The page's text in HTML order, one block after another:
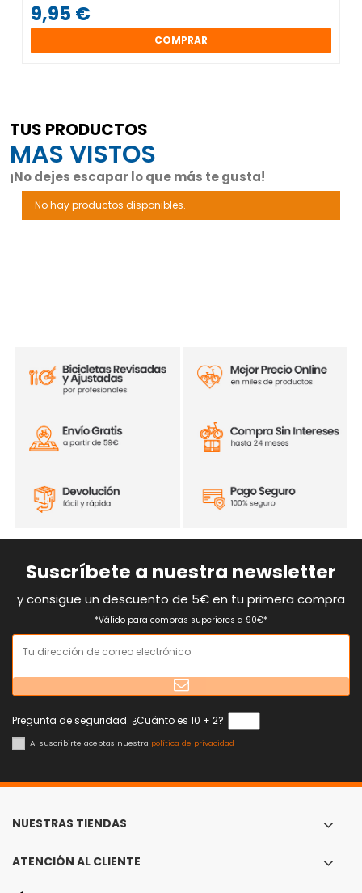
9,95 €
COMPRAR
TUS PRODUCTOS
MAS VISTOS
¡No dejes escapar lo que más te gusta!
No hay productos disponibles.
Suscríbete a nuestra newsletter
y consigue un descuento de 5€ en tu primera compra
*Válido para compras superiores a 90€*
Pregunta de seguridad. ¿Cuánto es 10 + 2?
Al suscribirte aceptas nuestra política de privacidad
NUESTRAS TIENDAS
ATENCIÓN AL CLIENTE